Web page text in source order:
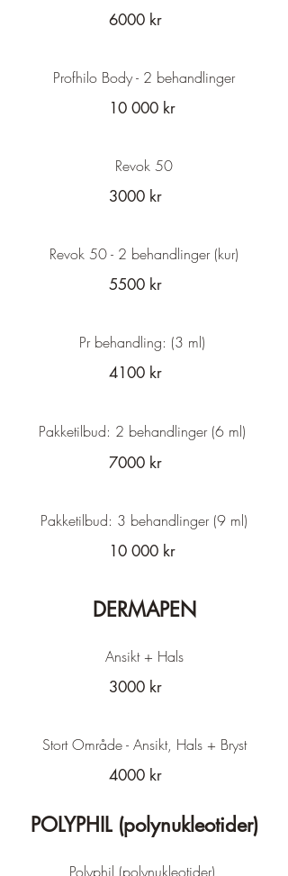
6000 kr
Profhilo Body - 2 behandlinger
10 000 kr
Revok 50
3000 kr
Revok 50 - 2 behandlinger (kur)
5500 kr
Pr behandling: (3 ml)
4100 kr
Pakketilbud: 2 behandlinger (6 ml)
7000 kr
Pakketilbud: 3 behandlinger (9 ml)
10 000 kr
DERMAPEN
Ansikt + Hals
3000 kr
Stort Område - Ansikt, Hals + Bryst
4000 kr
POLYPHIL (polynukleotider)
Polyphil (polynukleotider)